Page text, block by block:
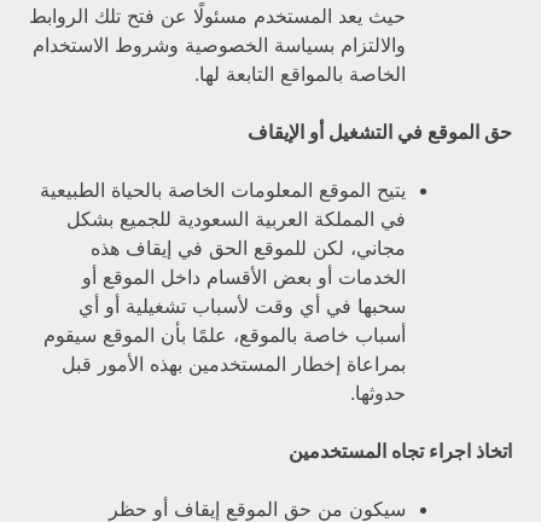
حيث يعد المستخدم مسئولًا عن فتح تلك الروابط
والالتزام بسياسة الخصوصية وشروط الاستخدام
الخاصة بالمواقع التابعة لها.
حق الموقع في التشغيل أو الإيقاف
يتيح الموقع المعلومات الخاصة بالحياة الطبيعية
في المملكة العربية السعودية للجميع بشكل
مجاني، لكن للموقع الحق في إيقاف هذه
الخدمات أو بعض الأقسام داخل الموقع أو
سحبها في أي وقت لأسباب تشغيلية أو أي
أسباب خاصة بالموقع، علمًا بأن الموقع سيقوم
بمراعاة إخطار المستخدمين بهذه الأمور قبل
حدوثها.
اتخاذ اجراء تجاه المستخدمين
سيكون من حق الموقع إيقاف أو حظر